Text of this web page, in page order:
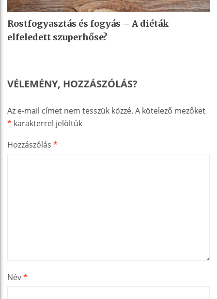
Rostfogyasztás és fogyás – A diéták
elfeledett szuperhőse?
VÉLEMÉNY, HOZZÁSZÓLÁS?
Az e-mail címet nem tesszük közzé. A kötelező mezőket
* karakterrel jelöltük
Hozzászólás *
Név*